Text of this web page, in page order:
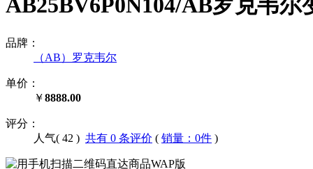
品牌：
（AB）罗克韦尔
单价：
￥8888.00
评分：
人气( 42 ) 共有 0 条评价 ( 销量：0件 )